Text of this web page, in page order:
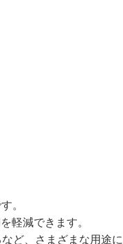
。
軽減できます。
ど、さまざまな用途